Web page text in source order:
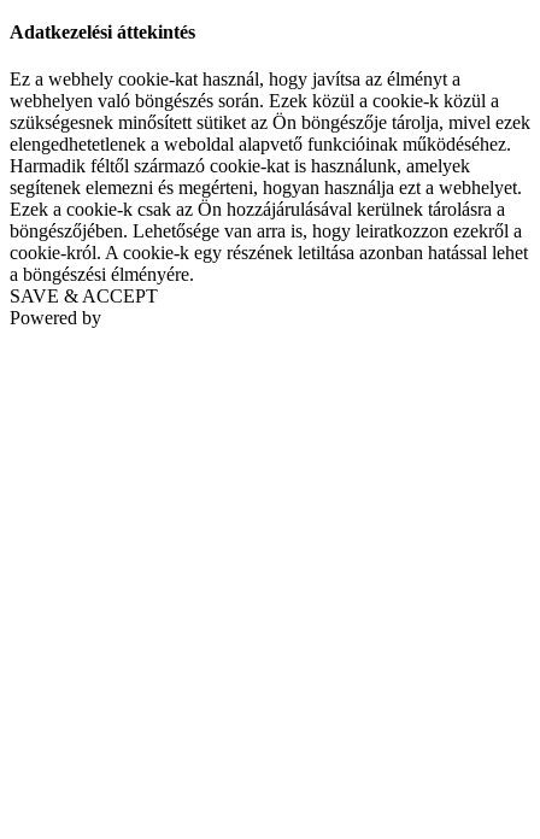
Adatkezelési áttekintés
Ez a webhely cookie-kat használ, hogy javítsa az élményt a
webhelyen való böngészés során. Ezek közül a cookie-k közül a
szükségesnek minősített sütiket az Ön böngészője tárolja, mivel ezek
elengedhetetlenek a weboldal alapvető funkcióinak működéséhez.
Harmadik féltől származó cookie-kat is használunk, amelyek
segítenek elemezni és megérteni, hogyan használja ezt a webhelyet.
Ezek a cookie-k csak az Ön hozzájárulásával kerülnek tárolásra a
böngészőjében. Lehetősége van arra is, hogy leiratkozzon ezekről a
cookie-król. A cookie-k egy részének letiltása azonban hatással lehet
a böngészési élményére.
SAVE & ACCEPT
Powered by